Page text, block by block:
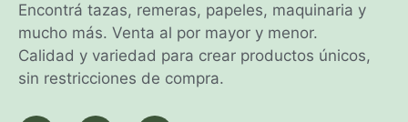
Encontrá tazas, remeras, papeles, maquinaria y
mucho más. Venta al por mayor y menor.
Calidad y variedad para crear productos únicos,
sin restricciones de compra.